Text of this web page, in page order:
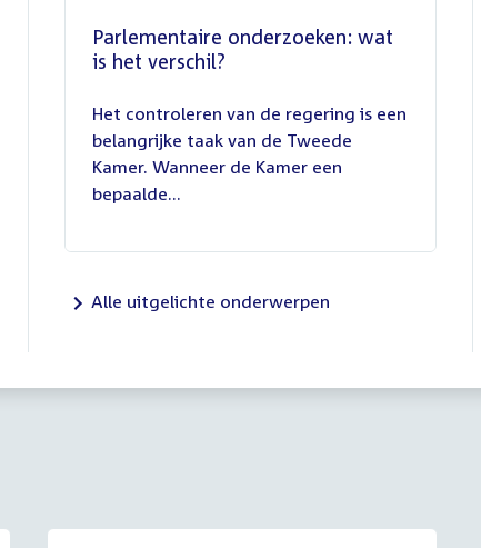
Parlementaire onderzoeken: wat
is het verschil?
juli
2026
Het controleren van de regering is een
belangrijke taak van de Tweede
Kamer. Wanneer de Kamer een
bepaalde...
Alle uitgelichte onderwerpen